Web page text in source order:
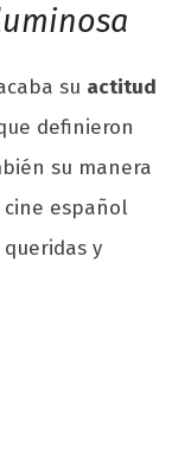
su actitud
definieron
su manera
español
y